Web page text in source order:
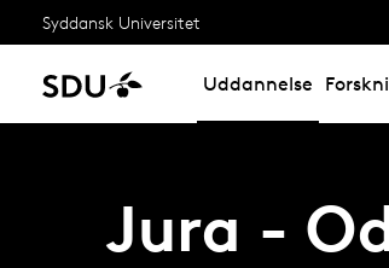
Syddansk Universitet
Uddannelse
Jura -